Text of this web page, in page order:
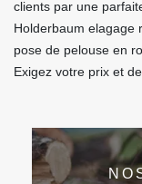
clients par une
Holderbaum elagage
pose de pelouse en
Exigez votre prix et